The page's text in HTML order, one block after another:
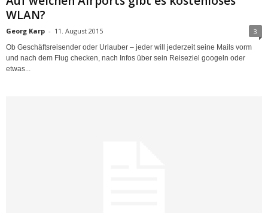
WLAN?
Georg Karp - 11. August 2015 3
Ob Geschäftsreisender oder Urlauber – jeder will jederzeit seine Mails vorm
und nach dem Flug checken, nach Infos über sein Reiseziel googeln oder
etwas...